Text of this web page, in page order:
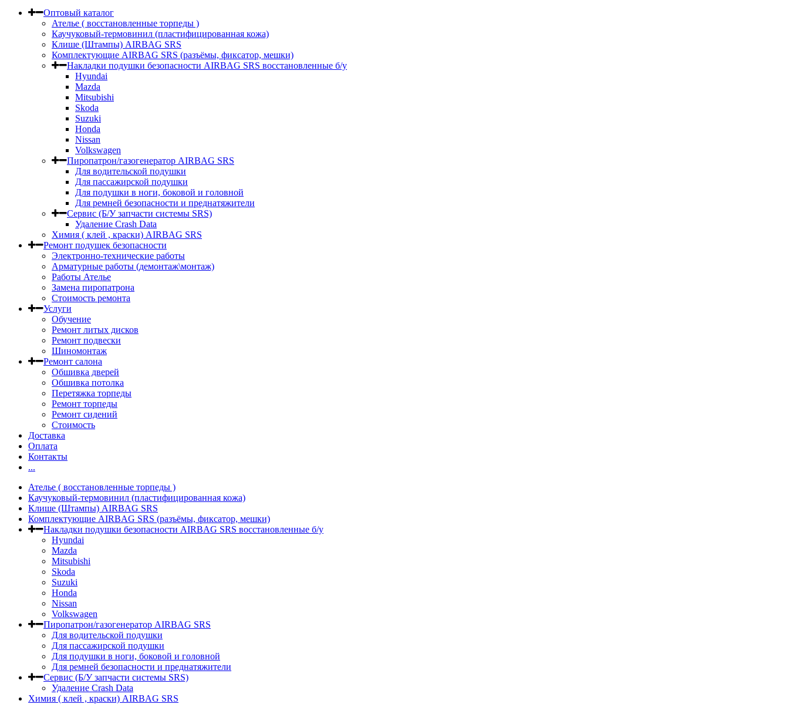
Оптовый каталог
Ателье ( восстановленные торпеды )
Каучуковый-термовинил (пластифицированная кожа)
Клише (Штампы) AIRBAG SRS
Комплектующие AIRBAG SRS (разъёмы, фиксатор, мешки)
Накладки подушки безопасности AIRBAG SRS восстановленные б/у
Hyundai
Mazda
Mitsubishi
Skoda
Suzuki
Honda
Nissan
Volkswagen
Пиропатрон/газогенератор AIRBAG SRS
Для водительской подушки
Для пассажирской подушки
Для подушки в ноги, боковой и головной
Для ремней безопасности и преднатяжители
Сервис (Б/У запчасти системы SRS)
Удаление Crash Data
Химия ( клей , краски) AIRBAG SRS
Ремонт подушек безопасности
Электронно-технические работы
Арматурные работы (демонтаж\монтаж)
Работы Ателье
Замена пиропатрона
Стоимость ремонта
Услуги
Обучение
Ремонт литых дисков
Ремонт подвески
Шиномонтаж
Ремонт салона
Обшивка дверей
Обшивка потолка
Перетяжка торпеды
Ремонт торпеды
Ремонт сидений
Стоимость
Доставка
Оплата
Контакты
...
Ателье ( восстановленные торпеды )
Каучуковый-термовинил (пластифицированная кожа)
Клише (Штампы) AIRBAG SRS
Комплектующие AIRBAG SRS (разъёмы, фиксатор, мешки)
Накладки подушки безопасности AIRBAG SRS восстановленные б/у
Hyundai
Mazda
Mitsubishi
Skoda
Suzuki
Honda
Nissan
Volkswagen
Пиропатрон/газогенератор AIRBAG SRS
Для водительской подушки
Для пассажирской подушки
Для подушки в ноги, боковой и головной
Для ремней безопасности и преднатяжители
Сервис (Б/У запчасти системы SRS)
Удаление Crash Data
Химия ( клей , краски) AIRBAG SRS